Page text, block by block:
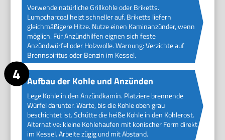
Verwende natürliche Grillkohle oder Briketts.
Lumpcharcoal heizt schneller auf. Briketts liefern
gleichmäßigere Hitze. Nutze einen Kaminanzünder, wenn
möglich. Für Anzündhilfen eignen sich feste
Anzündwürfel oder Holzwolle. Warnung: Verzichte auf
Brennspiritus oder Benzin im Kessel.
Aufbau der Kohle und Anzünden
Lege Kohle in den Anzündkamin. Platziere brennende
Würfel darunter. Warte, bis die Kohle oben grau
beschichtet ist. Schütte die heiße Kohle in den Kohlerost.
Alternative: kleine Kohlehaufen mit konischer Form direkt
im Kessel. Arbeite zügig und mit Abstand.